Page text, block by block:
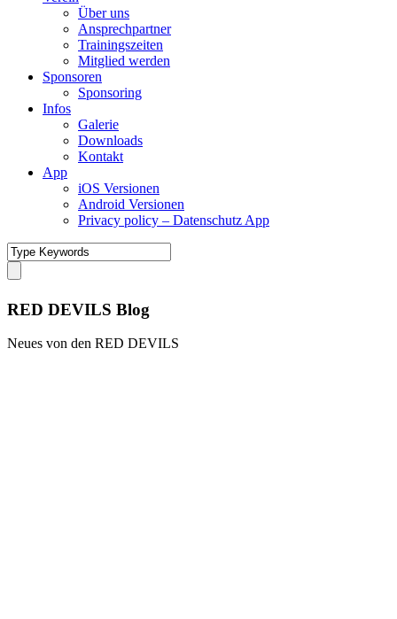
Über uns
Ansprechpartner
Trainingszeiten
Mitglied werden
Sponsoren
Sponsoring
Infos
Galerie
Downloads
Kontakt
App
iOS Versionen
Android Versionen
Privacy policy – Datenschutz App
RED DEVILS Blog
Neues von den RED DEVILS